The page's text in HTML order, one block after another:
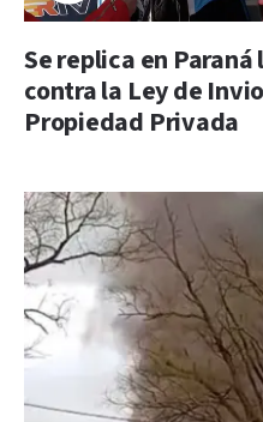
Se replica en
contra la Ley de
Propiedad Privada